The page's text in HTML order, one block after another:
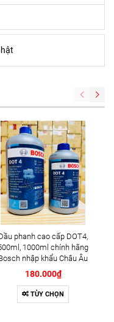
phanh cao cấp DOT4,
1000ml chính hãng
nhập khẩu Châu Âu
180.000₫
TÙY CHỌN